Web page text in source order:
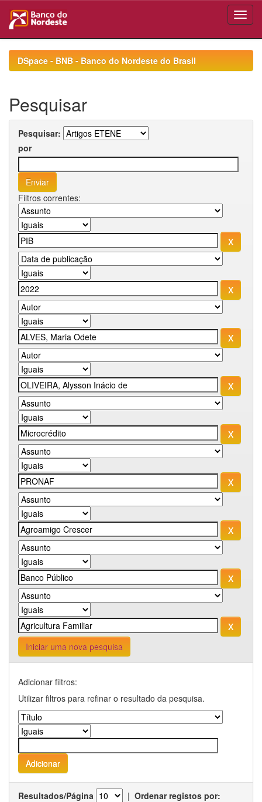
navigationDSpace - BNB - Banco do Nordeste do Brasil
Pesquisar
Pesquisar:
por
Filtros correntes:
Iniciar uma nova pesquisa
Adicionar filtros:
Utilizar filtros para refinar o resultado da pesquisa.
Resultados/Página | Ordenar registos por: